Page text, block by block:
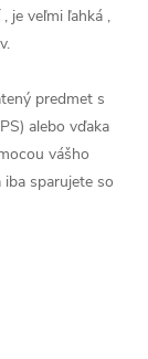
je veľmi ľahká ,
predmet s
alebo vďaka
vášho
sparujete so